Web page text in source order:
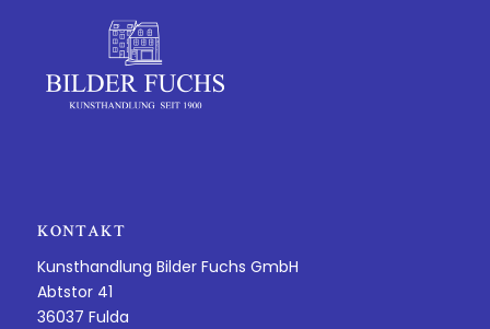
KONTAKT
Kunsthandlung Bilder Fuchs GmbH
Abtstor 41
36037 Fulda